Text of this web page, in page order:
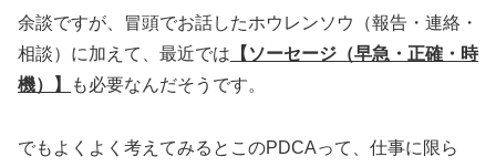
余談ですが、冒頭でお話したホウレンソウ（報告・連絡・
相談）に加えて、最近では 【ソーセージ（早急・正確・時
機）】
も必要なんだそうです。
でもよくよく考えてみるとこのPDCAって、仕事に限ら